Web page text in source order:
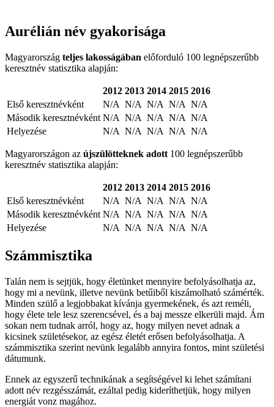
Aurélián név gyakorisága
Magyarország teljes lakosságában előforduló 100 legnépszerűbb
keresztnév statisztika alapján:
2012 2013 2014 2015 2016
Első keresztnévként
N/A N/A N/A N/A N/A
Második keresztnévként N/A N/A N/A N/A N/A
Helyezése
N/A N/A N/A N/A N/A
Magyarországon az újszülötteknek adott 100 legnépszerűbb
keresztnév statisztika alapján:
2012 2013 2014 2015 2016
Első keresztnévként
N/A N/A N/A N/A N/A
Második keresztnévként N/A N/A N/A N/A N/A
Helyezése
N/A N/A N/A N/A N/A
Számmisztika
Talán nem is sejtjük, hogy életünket mennyire befolyásolhatja az,
hogy mi a nevünk, illetve nevünk betűiből kiszámolható számérték.
Minden szülő a legjobbakat kívánja gyermekének, és azt reméli,
hogy élete tele lesz szerencsével, és a baj messze elkerüli majd. Ám
sokan nem tudnak arról, hogy az, hogy milyen nevet adnak a
kicsinek születésekor, az egész életét erősen befolyásolhatja. A
számmisztika szerint nevünk legalább annyira fontos, mint születési
dátumunk.
Ennek az egyszerű technikának a segítségével ki lehet számítani
adott név rezgésszámát, ezáltal pedig kideríthetjük, hogy milyen
energiát vonz magához.